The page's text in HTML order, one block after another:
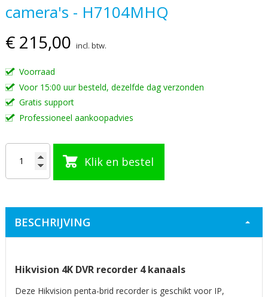
het
van
de
afbeeldingen-
gallerij
camera's - H7104MHQ
€ 215,00 incl. btw.
Voorraad
Voor 15:00 uur besteld, dezelfde dag verzonden
Gratis support
Professioneel aankoopadvies
Klik en bestel
BESCHRIJVING
Hikvision 4K DVR recorder 4 kanaals
Deze Hikvision penta-brid recorder is geschikt voor IP,